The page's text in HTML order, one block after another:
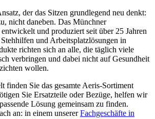
der das Sitzen grundlegend neu denkt:
nicht daneben. Das Münchner
und produziert seit über 25 Jahren
und Arbeitsplatzlösungen in
richten sich an alle, die täglich viele
verbringen und dabei nicht auf Gesundheit
wollen.
finden Sie das gesamte Aeris-Sortiment
Sie Ersatzteile oder Bezüge, helfen wir
Lösung gemeinsam zu finden.
an: in einem unsererFachgeschäfte in